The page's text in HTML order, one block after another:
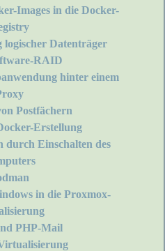
Images in die Docker-
Datenträger
RAID
hinter einem
Postfächern
Erstellung
durch Einschalten des
in die Proxmox-
PHP-Mail